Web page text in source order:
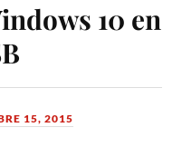
10 en
15, 2015